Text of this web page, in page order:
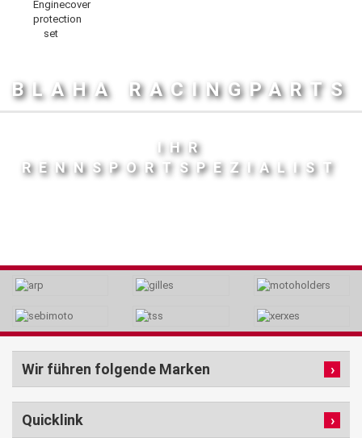
BLAHA RACINGPARTS
IHR
RENNSPORTSPEZIALIST
Wir führen folgende Marken
Quicklink